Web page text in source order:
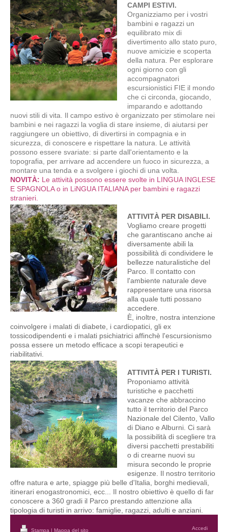
CAMPI ESTIVI.
Organizziamo per i vostri
bambini e ragazzi un
equilibrato mix di
divertimento allo stato puro,
nuove amicizie e scoperta
della natura. Per esplorare
ogni giorno con gli
accompagnatori
escursionistici FIE il mondo
che ci circonda, giocando,
imparando e adottando
nuovi stili di vita. Il campo estivo è organizzato per stimolare nei
bambini e nei ragazzi la voglia di stare insieme, di aiutarsi per
raggiungere un obiettivo, di divertirsi in compagnia e in
sicurezza, di conoscere e rispettare la natura. Le attività
possono essere svariate: si parte dall'orientamento e la
topografia, per arrivare ad accendere un fuoco in sicurezza, a
montare una tenda e a svolgere i giochi di una volta.
NOVITÀ: Le attività possono essere svolte in LINGUA INGLESE
E SPAGNOLA o in LiNGUA ITALIANA per bambini e ragazzi
stranieri.
ATTIVITÀ PER DISABILI.
Vogliamo creare progetti
che garantiscano anche ai
diversamente abili la
possibilità di condividere le
bellezze naturalistiche del
Parco. Il contatto con
l'ambiente naturale deve
rappresentare una risorsa
alla quale tutti possano
accedere.
È, inoltre, nostra intenzione
coinvolgere i malati di diabete, i cardiopatici, gli ex
tossicodipendenti e i malati psichiatrici affinchè l'escursionismo
possa essere un metodo efficace a scopi terapeutici e
riabilitativi.
ATTIVITÀ PER I TURISTI.
Proponiamo attività
turistiche e pacchetti
vacanze che abbraccino
tutto il territorio del Parco
Nazionale del Cilento, Vallo
di Diano e Alburni. Ci sarà
la possibilità di scegliere tra
diversi pacchetti prestabiliti
o di crearne nuovi su
misura secondo le proprie
esigenze. Il nostro territorio
offre natura e arte, spiagge più belle d'Italia, borghi medievali,
itinerari enogastronomici, ecc... Il nostro obiettivo è quello di far
conoscere a 360 gradi il Parco prestando attenzione alla
tipologia di turisti in arrivo: famiglie, ragazzi, adulti e anziani.
Stampa | Mappa del sito
Accedi